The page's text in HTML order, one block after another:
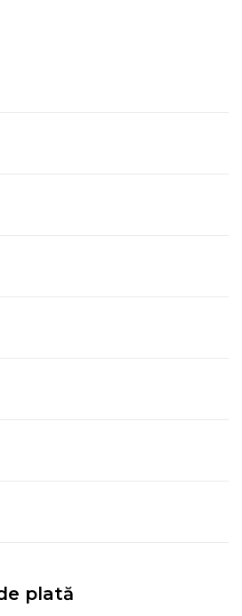
traditional, clasic.
periodic pentru a-l intretine.
profesionala.
plată